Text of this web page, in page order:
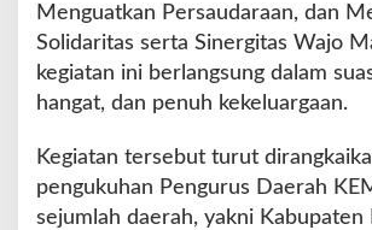
u
A
j
a
e
r
k
Menguatkan Persaudaraan, dan
Solidaritas serta Sinergitas Wajo
kegiatan ini berlangsung dalam
hangat, dan penuh kekeluargaan.
Kegiatan tersebut turut
pengukuhan Pengurus Daerah
sejumlah daerah, yakni Kabupaten